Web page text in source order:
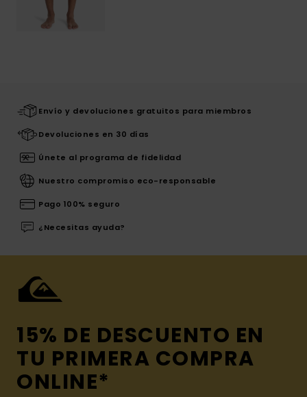
Envío y devoluciones gratuitos para miembros
Devoluciones en 30 días
Únete al programa de fidelidad
Nuestro compromiso eco-responsable
Pago 100% seguro
¿Necesitas ayuda?
15% DE DESCUENTO EN
TU PRIMERA COMPRA
ONLINE*